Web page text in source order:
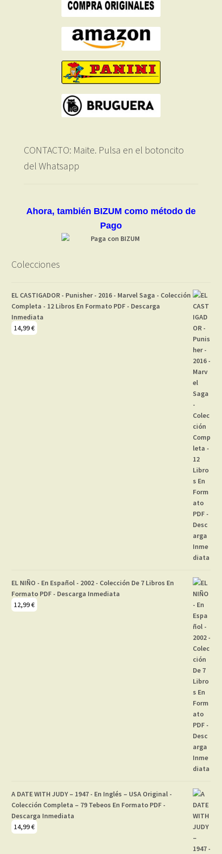
CONTACTO: Maite. Pulsa en el botoncito
del Whatsapp
Ahora, también BIZUM como método de
Pago
Colecciones
EL CASTIGADOR - Punisher - 2016 - Marvel Saga - Colección
Completa - 12 Libros En Formato PDF - Descarga
Inmediata
14,99€
EL NIÑO - En Español - 2002 - Colección De 7 Libros En
Formato PDF - Descarga Inmediata
12,99€
A DATE WITH JUDY – 1947 - En Inglés – USA Original -
Colección Completa – 79 Tebeos En Formato PDF -
Descarga Inmediata
14,99€